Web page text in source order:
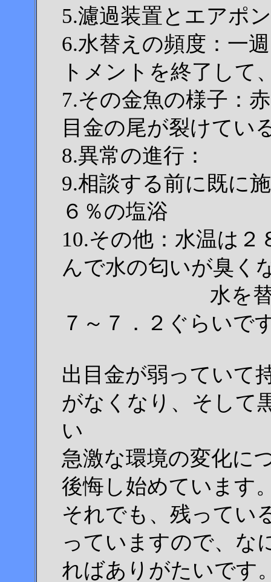
5.濾過装置とエアポ
6.水替えの頻度：一
トメントを終了して
7.その金魚の様子：
目金の尾が裂けてい
8.異常の進行：
9.相談する前に既に
６％の塩浴
10.その他：水温は
んで水の匂いが臭く
水を替えるこ
７～７．２ぐらいで
出目金が弱っていて
がなくなり、そして
い
急激な環境の変化に
後悔し始めています
それでも、残ってい
っていますので、な
ればありがたいです